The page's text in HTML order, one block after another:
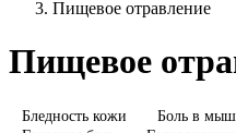
Пищевое отравление
Пищевое
Бледность кожи Боль в